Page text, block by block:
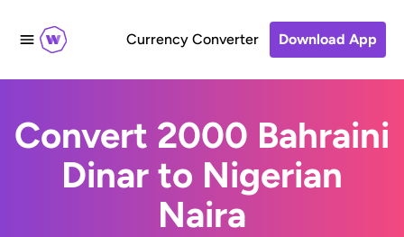
Currency Converter Download App
Convert 2000 Bahraini
Dinar to Nigerian
Naira